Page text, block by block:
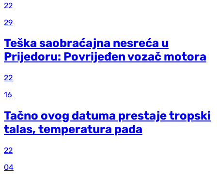
22
29
Teška saobraćajna nesreća u
Prijedoru: Povrijeđen vozač motora
22
16
Tačno ovog datuma prestaje tropski
talas, temperatura pada
22
04